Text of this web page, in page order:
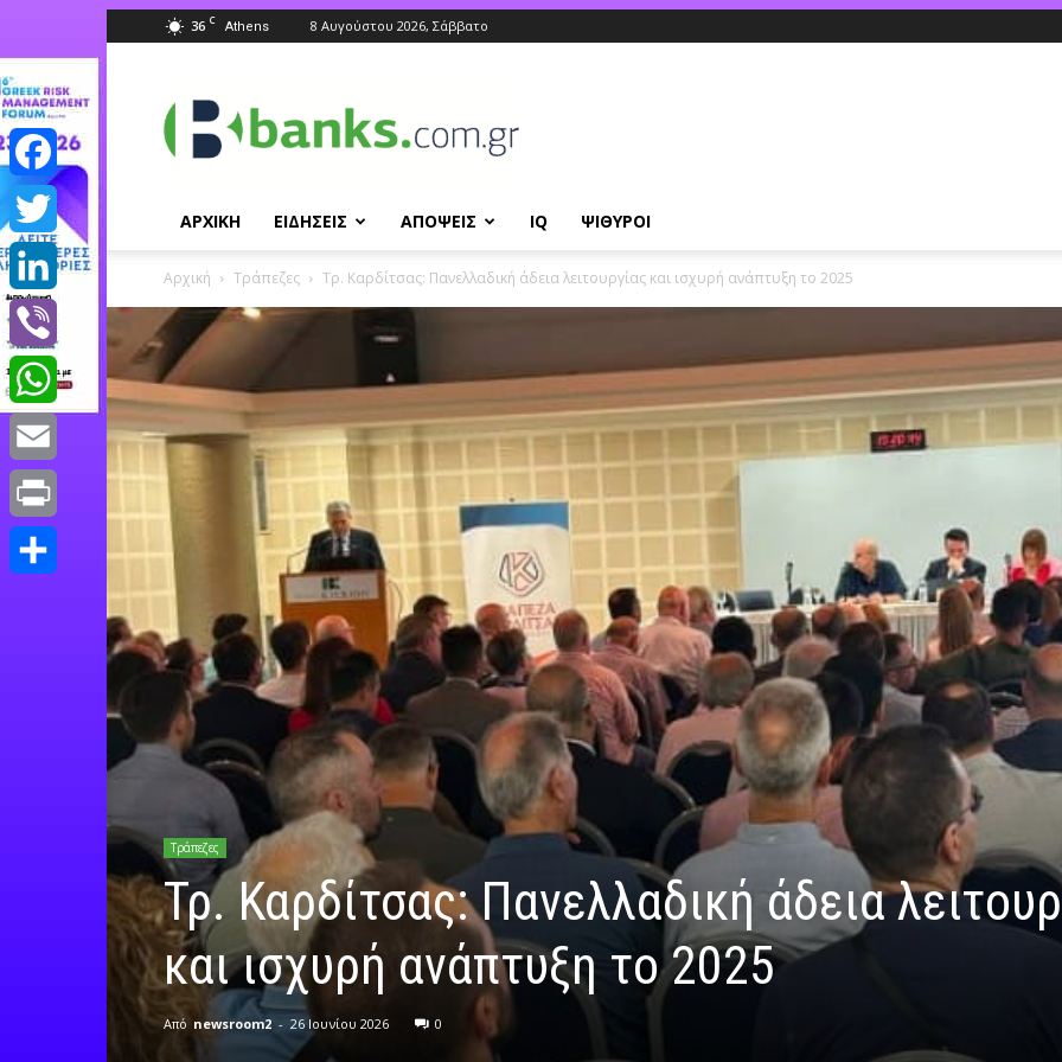
36 C Athens 8 Αυγούστου 2026, Σάββατο
ΑΡΧΙΚΗ ΕΙΔΗΣΕΙΣ ΑΠΟΨΕΙΣ IQ ΨΙΘΥΡΟΙ
Αρχική Τράπεζες Τρ. Καρδίτσας: Πανελλαδική άδεια λειτουργίας και ισχυρή ανάπτυξη το 2025
Τράπεζες
Τρ. Καρδίτσας: Πανελλαδική άδεια
και ισχυρή ανάπτυξη το 2025
Από newsroom2 - 26 Ιουνίου 2026 0
Facebook
Twitter
LinkedIn
Viber
WhatsApp
Email
Print